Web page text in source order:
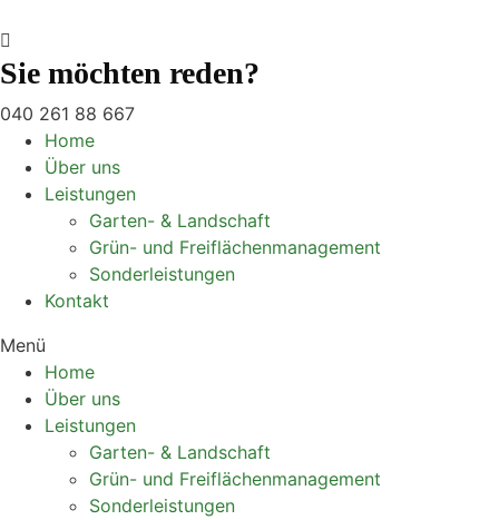
Sie möchten reden?
040 261 88 667
Home
Über uns
Leistungen
Garten- & Landschaft
Grün- und Freiflächenmanagement
Sonderleistungen
Kontakt
Menü
Home
Über uns
Leistungen
Garten- & Landschaft
Grün- und Freiflächenmanagement
Sonderleistungen